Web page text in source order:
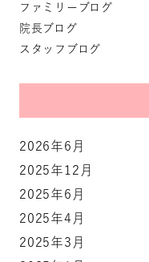
ファミリーブログ
院長ブログ
スタッフブログ
2026年6月
2025年12月
2025年6月
2025年4月
2025年3月